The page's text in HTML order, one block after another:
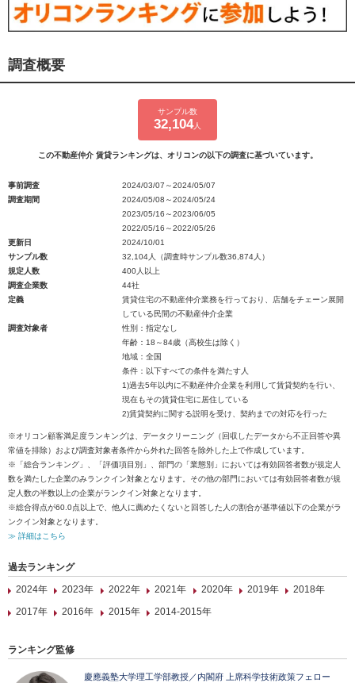
調査概要
サンプル数
32,104人
この不動産仲介 賃貸ランキングは、オリコンの以下の調査に基づいています。
事前調査
2024/03/07～2024/05/07
調査期間
2024/05/08～2024/05/24
2023/05/16～2023/06/05
2022/05/16～2022/05/26
更新日
2024/10/01
サンプル数
32,104人（調査時サンプル数36,874人）
規定人数
400人以上
調査企業数
44社
定義
賃貸住宅の不動産仲介業務を行っており、店舗をチェーン展開
している民間の不動産仲介企業
調査対象者
性別：指定なし
年齢：18～84歳（高校生は除く）
地域：全国
条件：以下すべての条件を満たす人
1)過去5年以内に不動産仲介企業を利用して賃貸契約を行い、
現在もその賃貸住宅に居住している
2)賃貸契約に関する説明を受け、契約までの対応を行った
※オリコン顧客満足度ランキングは、データクリーニング（回収したデータから不正回答や異
常値を排除）および調査対象者条件から外れた回答を除外した上で作成しています。
※「総合ランキング」、「評価項目別」、部門の「業態別」においては有効回答者数が規定人
数を満たした企業のみランクイン対象となります。その他の部門においては有効回答者数が規
定人数の半数以上の企業がランクイン対象となります。
※総合得点が60.0点以上で、他人に薦めたくないと回答した人の割合が基準値以下の企業がラ
ンクイン対象となります。
≫ 詳細はこちら
過去ランキング
2024年
2023年 2022年 2021年 2020年 2019年
2018年
2017年
2016年 2015年 2014-2015年
ランキング監修
慶應義塾大学理工学部教授／内閣府 上席科学技術政策フェロー